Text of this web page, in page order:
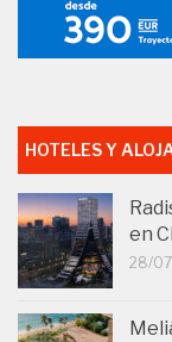
HOTELES Y
en
28/